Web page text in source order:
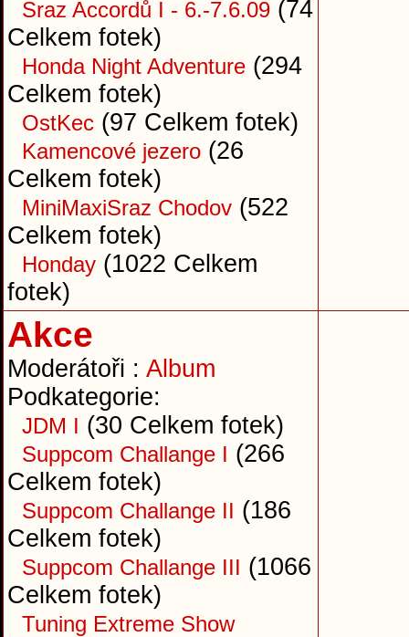
Sraz Accordů I - 6.-7.6.09 (74
Celkem fotek)
Honda Night Adventure (294
Celkem fotek)
OstKec (97 Celkem fotek)
Kamencové jezero (26
Celkem fotek)
MiniMaxiSraz Chodov (522
Celkem fotek)
Honday (1022 Celkem
fotek)
Akce
Moderátoři : Album
Podkategorie:
JDM I (30 Celkem fotek)
Suppcom Challange I (266
Celkem fotek)
Suppcom Challange II (186
Celkem fotek)
Suppcom Challange III (1066
Celkem fotek)
Tuning Extreme Show